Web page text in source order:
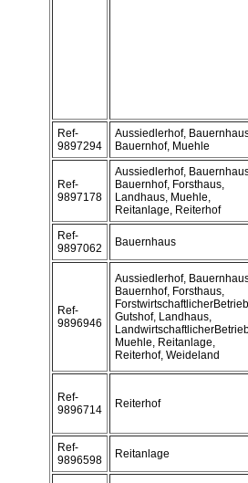
Ref-
9897294
Aussiedlerhof,
Bauernhof, Muehle
Ref-
9897178
Aussiedlerhof,
Bauernhof, Forsthaus,
Landhaus, Muehle,
Reitanlage, Reiterhof
Ref-
9897062
Bauernhaus
Ref-
9896946
Aussiedlerhof,
Bauernhof, Forsthaus,
Gutshof, Landhaus,
Muehle, Reitanlage,
Reiterhof, Weideland
Ref-
9896714
Reiterhof
Ref-
9896598
Reitanlage